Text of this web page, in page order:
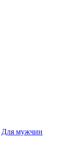
Для мужчин